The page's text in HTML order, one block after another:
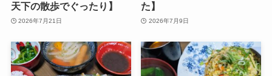
天下の散歩でぐったり】
2026年7月21日
た】
2026年7月9日